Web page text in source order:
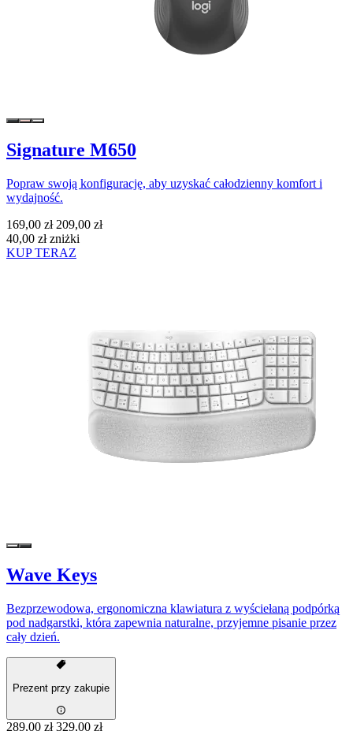
Signature M650
Popraw swoją konfigurację, aby uzyskać całodzienny komfort i
wydajność.
169,00 zł 209,00 zł
40,00 zł zniżki
KUP TERAZ
Wave Keys
Bezprzewodowa, ergonomiczna klawiatura z wyściełaną podpórką
pod nadgarstki, która zapewnia naturalne, przyjemne pisanie przez
cały dzień.
Prezent przy zakupie
289,00 zł 329,00 zł